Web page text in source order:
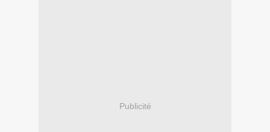
Publicité